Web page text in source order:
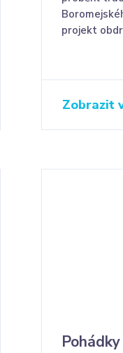
projekt
Zobrazit